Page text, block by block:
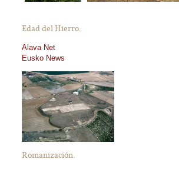
Edad del Hierro.
Alava Net
Eusko News
Romanización.